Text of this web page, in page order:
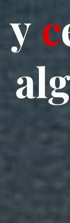
y c
alg